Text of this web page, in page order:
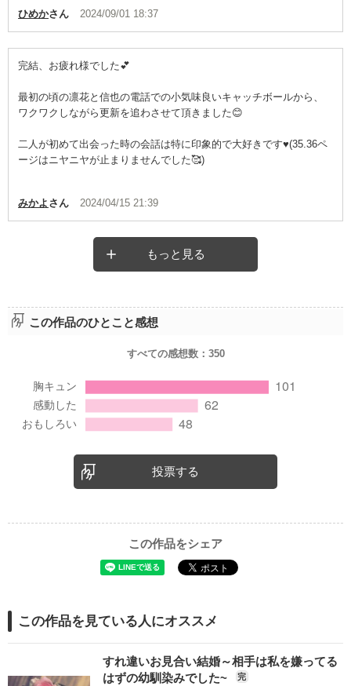
ひめかさん 2024/09/01 18:37
完結、お疲れ様でした💕
最初の頃の凛花と信也の電話での小気味良いキャッチボールから、
ワクワクしながら更新を追わさせて頂きました😊
二人が初めて出会った時の会話は特に印象的で大好きです♥️(35.36ペ
ージはニヤニヤが止まりませんでした🥰)
みかよ さん 2024/04/15 21:39
もっと見る
この作品のひとこと感想
すべての感想数： 350
投票する
この作品をシェア
この作品を見ている人にオススメ
すれ違いお見合い結婚～相手は私を嫌ってる
はずの幼馴染みでした~
完